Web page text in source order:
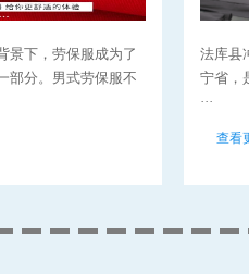
景下，劳保服成为了
部分。男式劳保服不
法库县
宁省，
···
查看